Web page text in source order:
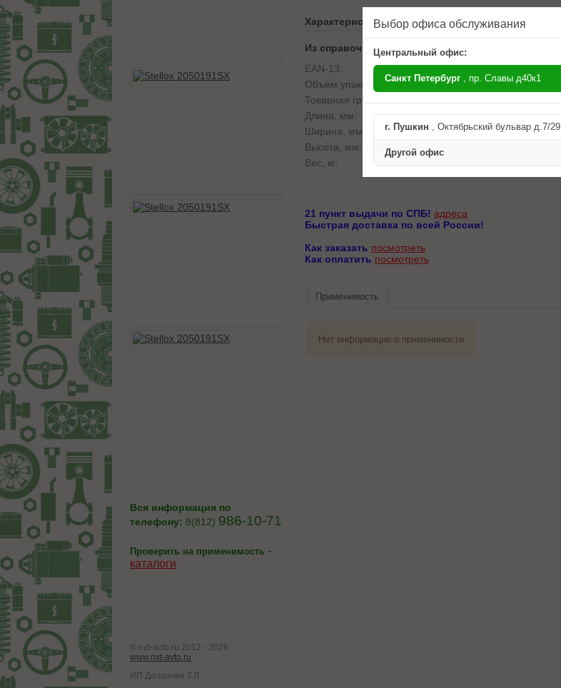
Вся информация по
телефону: 8(812) 986-10-71
Проверить на применимость -
каталоги
Характеристики
Из справочника ABCP
EAN-13:
4057276135451
Объем упаковки, л:
0.7
Товарная группа:
Длина, мм:
Ширина, мм:
100
Высота, мм:
Вес, кг:
21 пункт выдачи по СПБ! адреса
Быстрая доставка по всей России!
Как заказать посмотреть
Как оплатить посмотреть
Применимость
Нет информации о применимости
© nxt-avto.ru 2012 - 2026
www.nxt-avto.ru
ИП Диланчян Т.Л.
Выбор офиса обслуживания
Центральный офис:
Санкт Петербург , пр. Славы д40к1
г. Пушкин , Октябрьский бульвар д.7/29
Другой офис